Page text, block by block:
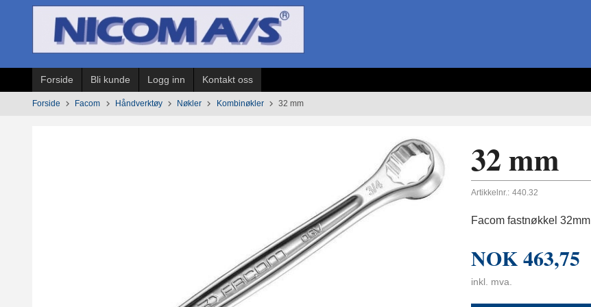
Forside Bli kunde Logg inn Kontakt oss
Forside Facom Håndverktøy Nøkler Kombinøkler 32 mm
32 mm
Artikkelnr.: 440.32
Facom fastnøkkel 32mm
NOK463,75
inkl. mva.